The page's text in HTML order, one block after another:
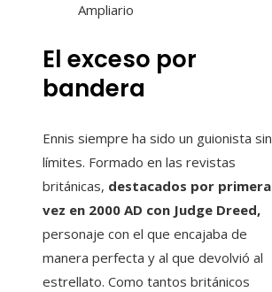
Ampliario
El exceso por
bandera
Ennis siempre ha sido un guionista sin
límites. Formado en las revistas
británicas, destacados por primera
vez en 2000 AD con Judge Dreed,
personaje con el que encajaba de
manera perfecta y al que devolvió al
estrellato. Como tantos británicos